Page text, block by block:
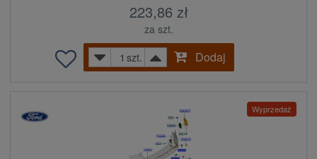
223,86 zł
za szt.
szt.
Dodaj
Wyprzedaż